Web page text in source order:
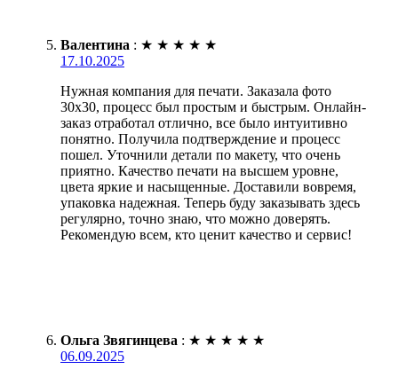
Валентина : ★ ★ ★ ★ ★
17.10.2025
Нужная компания для печати. Заказала фото
30х30, процесс был простым и быстрым. Онлайн-
заказ отработал отлично, все было интуитивно
понятно. Получила подтверждение и процесс
пошел. Уточнили детали по макету, что очень
приятно. Качество печати на высшем уровне,
цвета яркие и насыщенные. Доставили вовремя,
упаковка надежная. Теперь буду заказывать здесь
регулярно, точно знаю, что можно доверять.
Рекомендую всем, кто ценит качество и сервис!
Ольга Звягинцева : ★ ★ ★ ★ ★
06.09.2025